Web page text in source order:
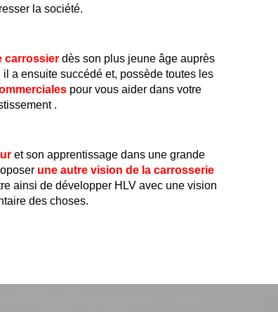
la société.
carrossier dès son plus jeune âge auprès
a ensuite succédé et, possède toutes les
pour vous aider dans votre
.
et son apprentissage dans une grande
une autre vision de la carrosserie
ainsi de développer HLV avec une vision
des choses.